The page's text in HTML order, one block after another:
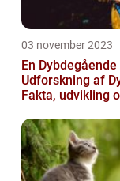
03 november 2023
En Dybdegående
Udforskning af
Fakta, udvikling